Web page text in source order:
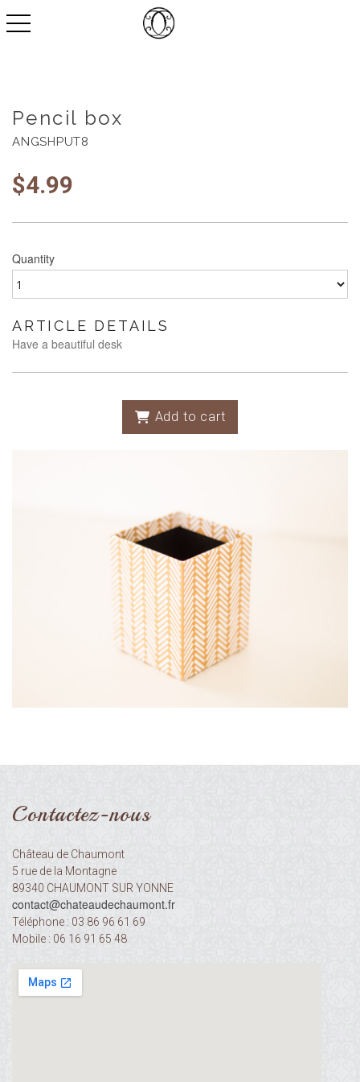
toggle navigation
Pencil box
ANGSHPUT8
$4.99
Quantity
ARTICLE DETAILS
Have a beautiful desk
Add to cart
Contactez-nous
Château de Chaumont
5 rue de la Montagne
89340 CHAUMONT SUR YONNE
contact@chateaudechaumont.fr​​​​​​​
Téléphone : 03 86 96 61 69
Mobile : 06 16 91 65 48